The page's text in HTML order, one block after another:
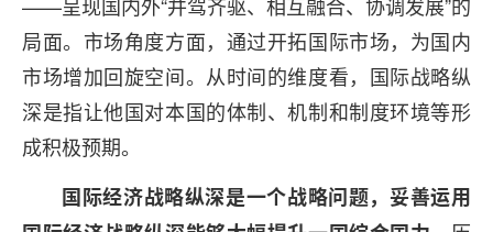
——呈现国内外“并驾齐驱、相互融合、协调发展”的
局面。市场角度方面，通过开拓国际市场，为国内
市场增加回旋空间。从时间的维度看，国际战略纵
深是指让他国对本国的体制、机制和制度环境等形
成积极预期。
国际经济战略纵深是一个战略问题，妥善运用